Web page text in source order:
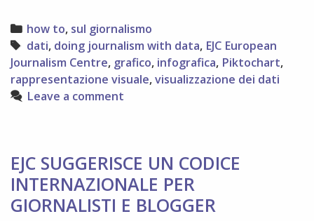
infografica
Categories
how to, sul giornalismo
Tags
dati, doing journalism with data, EJC European
Journalism Centre, grafico, infografica, Piktochart,
rappresentazione visuale,visualizzazione dei dati
Leave a comment
EJC SUGGERISCE UN CODICE
INTERNAZIONALE PER
GIORNALISTI E BLOGGER